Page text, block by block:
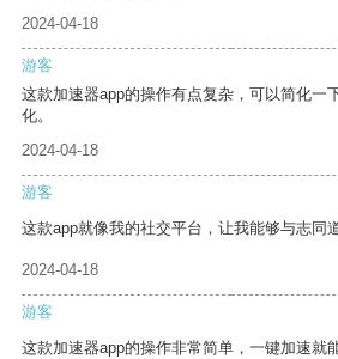
2024-04-18
游客
这款加速器app的操作有点复杂，可以简化一
化。
2024-04-18
游客
这款app就像我的社交平台，让我能够与志同
2024-04-18
游客
这款加速器app的操作非常简单，一键加速就